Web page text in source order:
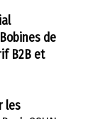
de
B2B et
les